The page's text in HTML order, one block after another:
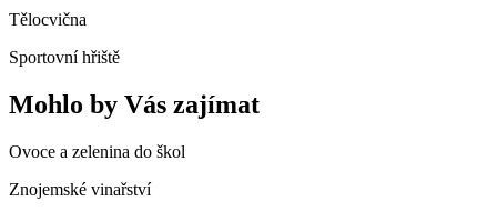
Tělocvična
Sportovní hřiště
Mohlo by Vás zajímat
Ovoce a zelenina do škol
Znojemské vinařství